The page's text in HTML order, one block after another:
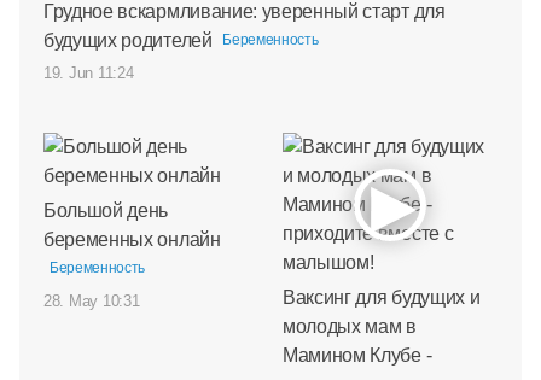
Грудное вскармливание: уверенный старт для
будущих родителей
Беременность
19. Jun 11:24
Большой день
беременных онлайн
Беременность
28. May 10:31
Ваксинг для будущих и
молодых мам в
Мамином Клубе -